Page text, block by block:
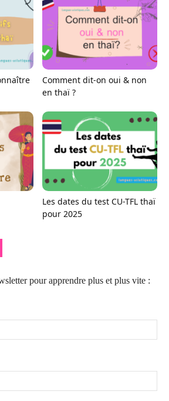
Comment dit-on oui & non
en thaï ?
Les dates du test CU-TFL thaï
pour 2025
pour apprendre plus et plus vite :